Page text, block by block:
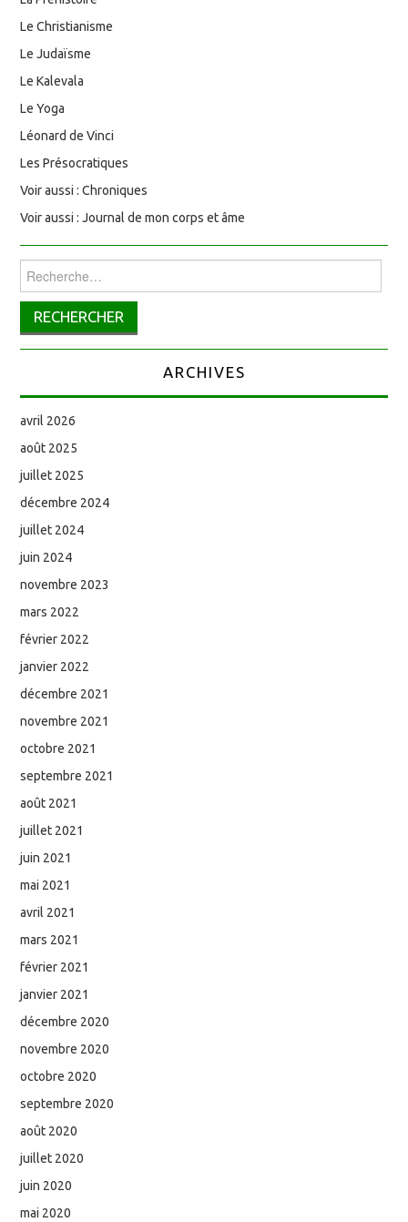
Le Christianisme
Le Judaïsme
Le Kalevala
Le Yoga
Léonard de Vinci
Les Présocratiques
Voir aussi : Chroniques
Voir aussi : Journal de mon corps et âme
Rechercher :
ARCHIVES
avril 2026
août 2025
juillet 2025
décembre 2024
juillet 2024
juin 2024
novembre 2023
mars 2022
février 2022
janvier 2022
décembre 2021
novembre 2021
octobre 2021
septembre 2021
août 2021
juillet 2021
juin 2021
mai 2021
avril 2021
mars 2021
février 2021
janvier 2021
décembre 2020
novembre 2020
octobre 2020
septembre 2020
août 2020
juillet 2020
juin 2020
mai 2020